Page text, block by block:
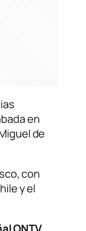
en
de
con
y el